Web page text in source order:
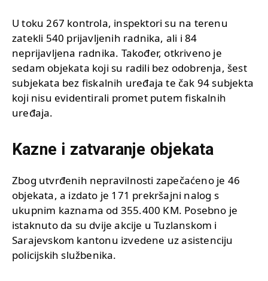
U toku 267 kontrola, inspektori su na terenu
zatekli 540 prijavljenih radnika, ali i 84
neprijavljena radnika. Također, otkriveno je
sedam objekata koji su radili bez odobrenja, šest
subjekata bez fiskalnih uređaja te čak 94 subjekta
koji nisu evidentirali promet putem fiskalnih
uređaja.
Kazne i zatvaranje objekata
Zbog utvrđenih nepravilnosti zapečaćeno je 46
objekata, a izdato je 171 prekršajni nalog s
ukupnim kaznama od 355.400 KM. Posebno je
istaknuto da su dvije akcije u Tuzlanskom i
Sarajevskom kantonu izvedene uz asistenciju
policijskih službenika.